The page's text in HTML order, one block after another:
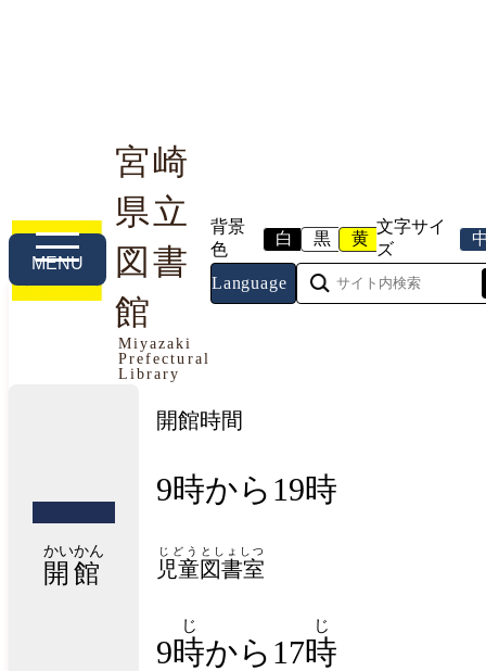
宮崎
県立
図書
館
Miyazaki
Prefectural
Library
背景
色
白 黒 黄
文字サイ
ズ
Language
MENU
利用案内 本や資料を探す 調べる・相談する
今日の開館情報
2026年8月9日（日曜日）
開館
かいかん
開館時間
9時から19時
児童
じどう
図書室
としょしつ
9時
じ
から17時
じ